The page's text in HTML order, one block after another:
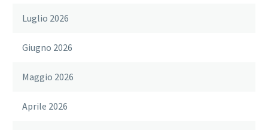
Luglio 2026
Giugno 2026
Maggio 2026
Aprile 2026